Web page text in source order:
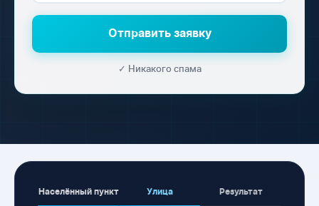
Отправить заявку
✓ Никакого спама
Населённый пункт Улица Результат